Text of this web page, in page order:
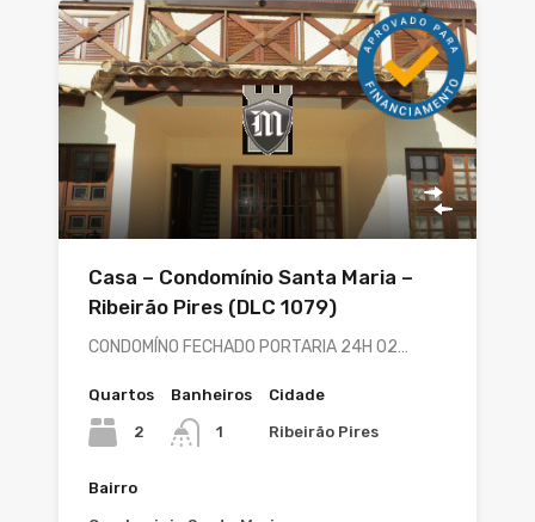
Casa – Condomínio Santa Maria –
Ribeirão Pires (DLC 1079)
CONDOMÍNO FECHADO PORTARIA 24H 02…
Quartos
2
Banheiros
1
Cidade
Ribeirão Pires
Bairro